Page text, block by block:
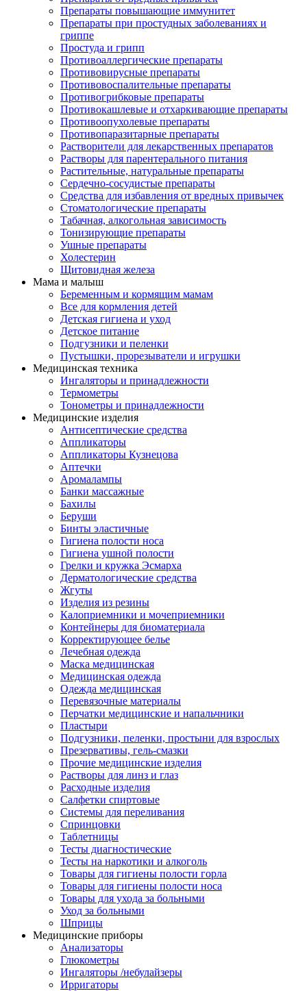
Препараты повышающие иммунитет
Препараты при простудных заболеваниях и
гриппе
Простуда и грипп
Противоаллергические препараты
Противовирусные препараты
Противовоспалительные препараты
Противогрибковые препараты
Противокашлевые и отхаркивающие препараты
Противоопухолевые препараты
Противопаразитарные препараты
Растворители для лекарственных препаратов
Растворы для парентерального питания
Растительные, натуральные препараты
Сердечно-сосудистые препараты
Средства для избавления от вредных привычек
Стоматологические препараты
Табачная, алкогольная зависимость
Тонизирующие препараты
Ушные препараты
Холестерин
Щитовидная железа
Мама и малыш
Беременным и кормящим мамам
Все для кормления детей
Детская гигиена и уход
Детское питание
Подгузники и пеленки
Пустышки, прорезыватели и игрушки
Медицинская техника
Ингаляторы и принадлежности
Термометры
Тонометры и принадлежности
Медицинские изделия
Антисептические средства
Аппликаторы
Аппликаторы Кузнецова
Аптечки
Аромалампы
Банки массажные
Бахилы
Беруши
Бинты эластичные
Гигиена полости носа
Гигиена ушной полости
Грелки и кружка Эсмарха
Дерматологические средства
Жгуты
Изделия из резины
Калоприемники и мочеприемники
Контейнеры для биоматериала
Корректирующее белье
Лечебная одежда
Маска медицинская
Медицинская одежда
Одежда медицинская
Перевязочные материалы
Перчатки медицинские и напальчники
Пластыри
Подгузники, пеленки, простыни для взрослых
Презервативы, гель-смазки
Прочие медицинские изделия
Растворы для линз и глаз
Расходные изделия
Салфетки спиртовые
Системы для переливания
Спринцовки
Таблетницы
Тесты диагностические
Тесты на наркотики и алкоголь
Товары для гигиены полости горла
Товары для гигиены полости носа
Товары для ухода за больными
Уход за больными
Шприцы
Медицинские приборы
Анализаторы
Глюкометры
Ингаляторы /небулайзеры
Ирригаторы